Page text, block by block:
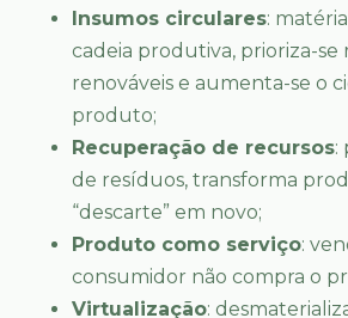
Insumos circulares:
cadeia produtiva, prioriza-se
renováveis e aumenta-se o
produto;
Recuperação de recursos:
de resíduos, transforma
“descarte” em novo;
Produto como serviço:
consumidor não compra o
Virtualização: